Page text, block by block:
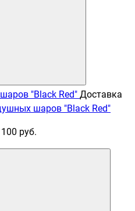
Доставка
шаров "Black Red"
руб.